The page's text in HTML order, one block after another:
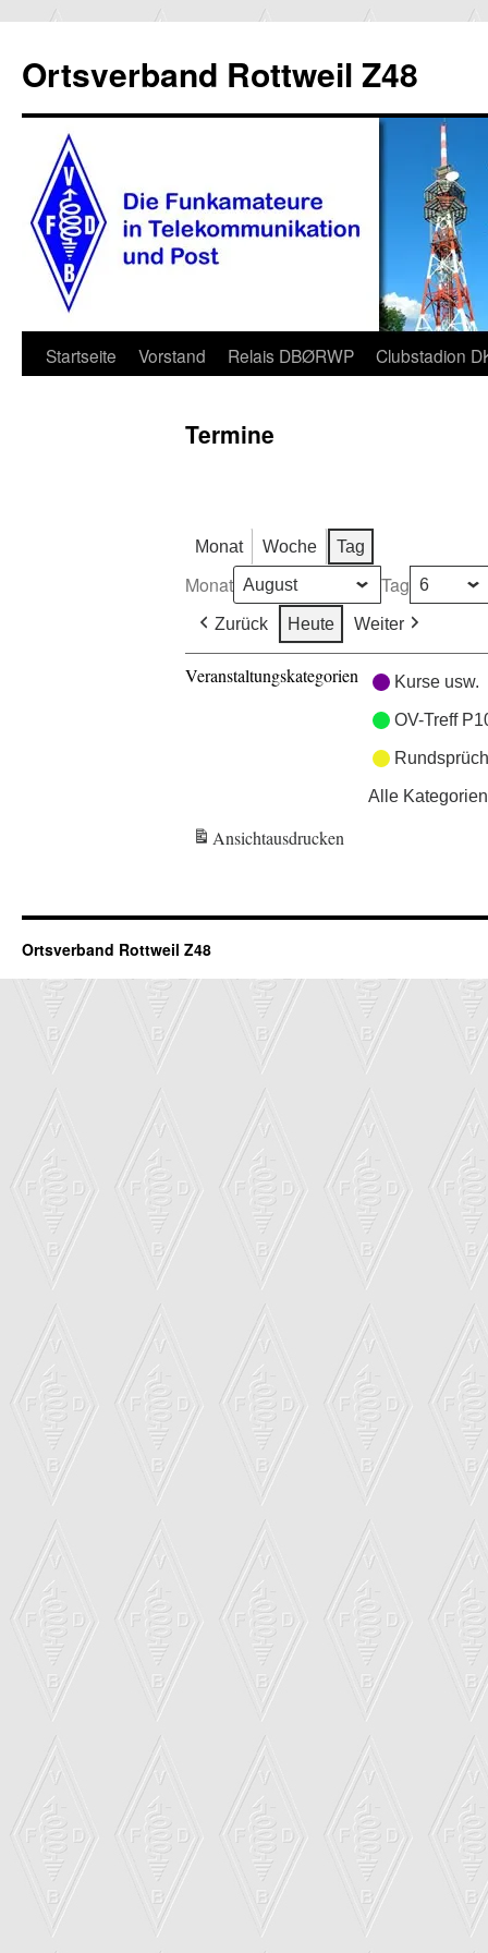
Ortsverband Rottweil Z48
Zum
Startseite Vorstand Relais DBØRWP Clubstadion
Termine
Monat Woche Tag
Monat Tag
Zurück Heute Weiter
Veranstaltungskategorien Kurse usw.
OV-Treff
Alle Kategorien
Ansichtausdrucken
Ortsverband Rottweil Z48